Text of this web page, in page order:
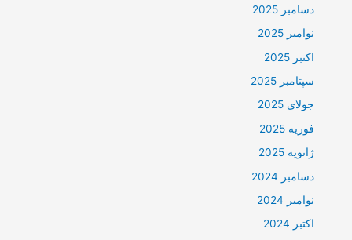
دسامبر 2025
نوامبر 2025
اکتبر 2025
سپتامبر 2025
جولای 2025
فوریه 2025
ژانویه 2025
دسامبر 2024
نوامبر 2024
اکتبر 2024